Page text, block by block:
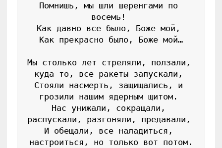
Помнишь, мы шли шеренгами по
восемь!
Как давно все было, Боже мой,
Как прекрасно было, Боже мой…
Мы столько лет стреляли, ползали,
куда то, все ракеты запускали,
Стояли насмерть, защищались, и
грозили нашим ядерным щитом.
Нас унижали, сокращали,
И обещали, все наладиться,
настроиться, но только вот потом.